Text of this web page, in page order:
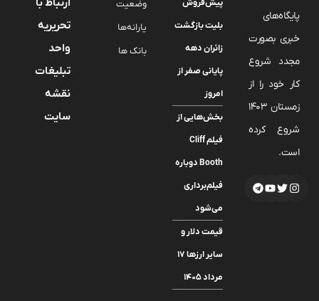
پایگاه‌های
خبری بصورت
مجدد شروع
کار خود را از
زمستان 1403
شروع کرده
است.
پیش‌فروش
بلیت بازگشت
زائران دهه
پایانی صفر از
امروز
بخش‌هایی از
فیلم Cliff
Booth دوباره
فیلم‌برداری
می‌شود
قیمت دلار و
سایر ارزها ۱۷
مرداد ۱۴۰۵
وضعیت
یارانه‌ها
بانک ها
ارتباط با
تحریریه
واحد
تبلیغات
نقشه
سایت